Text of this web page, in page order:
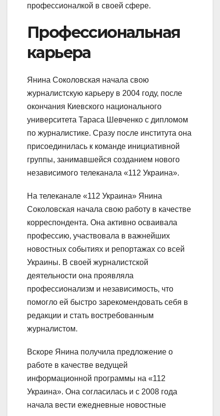
профессионалкой в своей сфере.
Профессиональная
карьера
Янина Соколовская начала свою
журналистскую карьеру в 2004 году, после
окончания Киевского национального
университета Тараса Шевченко с дипломом
по журналистике. Сразу после института она
присоединилась к команде инициативной
группы, занимавшейся созданием нового
независимого телеканала «112 Украина».
На телеканале «112 Украина» Янина
Соколовская начала свою работу в качестве
корреспондента. Она активно осваивала
профессию, участвовала в важнейших
новостных событиях и репортажах со всей
Украины. В своей журналистской
деятельности она проявляла
профессионализм и независимость, что
помогло ей быстро зарекомендовать себя в
редакции и стать востребованным
журналистом.
Вскоре Янина получила предложение о
работе в качестве ведущей
информационной программы на «112
Украина». Она согласилась и с 2008 года
начала вести ежедневные новостные